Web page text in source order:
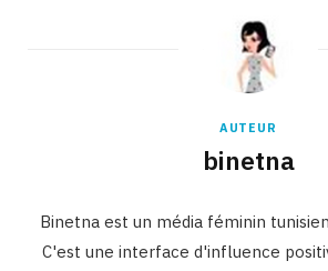
AUTEUR
binetna
Binetna est un média féminin
C'est une interface d'influence